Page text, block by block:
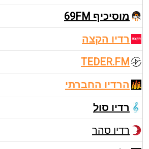
מוסיכיף 69FM
רדיו הקצה
TEDER.FM
הרדיו החברתי
רדיו סול
רדיו סהר